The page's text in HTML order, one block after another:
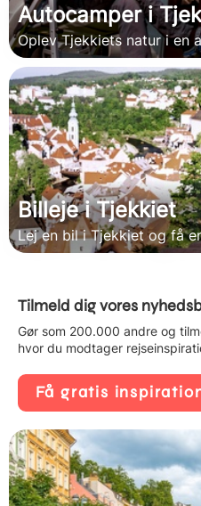
Autocamper i
Oplev Tjekkiets natur i en
Billeje i Tjekkiet
Lej en bil i Tjekkiet og få
Tilmeld dig vores
Gør som 200.000 andre og
hvor du modtager
Få gratis